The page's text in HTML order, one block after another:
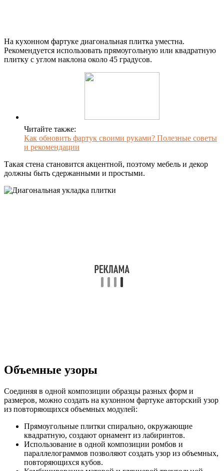
На кухонном фартуке диагональная плитка уместна.
Рекомендуется использовать прямоугольную или квадратную
плитку с углом наклона около 45 градусов.
Читайте также:
Как обновить фартук своими руками? Полезные советы
и рекомендации
Такая стена становится акцентной, поэтому мебель и декор
должны быть сдержанными и простыми.
Объемные узоры
Соединяя в одной композиции образцы разных форм и
размеров, можно создать на кухонном фартуке авторский узор
из повторяющихся объемных модулей:
Прямоугольные плитки спирально, окружающие
квадратную, создают орнамент из лабиринтов.
Использование в одной композиции ромбов и
параллелограммов позволяют создать узор из объемных,
повторяющихся кубов.